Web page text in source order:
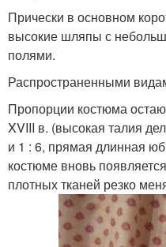
Прически в основном
высокие шляпы с
полями.
Распространенными
Пропорции костюма
XVIII в. (высокая талия
и 1 : 6, прямая длинная
костюме вновь
плотных тканей резко